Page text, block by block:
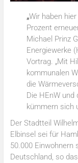
„Wir haben
Prozent
Michael Prinz
Energiewerke
Vortrag. „Mit
kommunalen
die
Die HEnW
kümmern sich
Der Stadtteil
Elbinsel sei für
50.000 Einwohnern
Deutschland, so